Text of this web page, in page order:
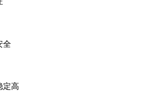
全
定高